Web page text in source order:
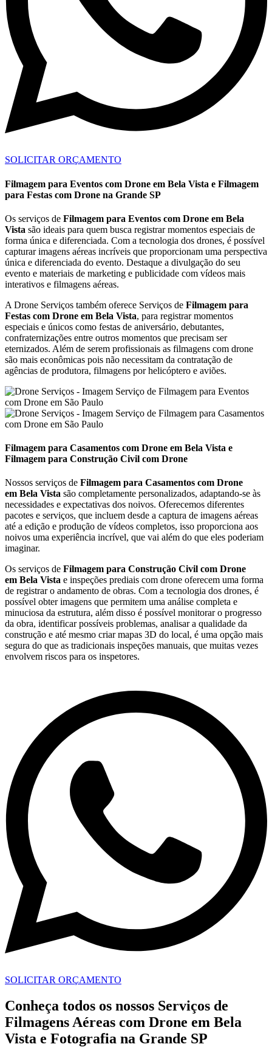
SOLICITAR ORÇAMENTO
Filmagem para Eventos com Drone em Bela Vista e Filmagem
para Festas com Drone na Grande SP
Os serviços de Filmagem para Eventos com Drone em Bela
Vista são ideais para quem busca registrar momentos especiais de
forma única e diferenciada. Com a tecnologia dos drones, é possível
capturar imagens aéreas incríveis que proporcionam uma perspectiva
única e diferenciada do evento. Destaque a divulgação do seu
evento e materiais de marketing e publicidade com vídeos mais
interativos e filmagens aéreas.
A Drone Serviços também oferece Serviços de Filmagem para
Festas com Drone em Bela Vista, para registrar momentos
especiais e únicos como festas de aniversário, debutantes,
confraternizações entre outros momentos que precisam ser
eternizados. Além de serem profissionais as filmagens com drone
são mais econômicas pois não necessitam da contratação de
agências de produtora, filmagens por helicóptero e aviões.
Filmagem para Casamentos com Drone em Bela Vista e
Filmagem para Construção Civil com Drone
Nossos serviços de Filmagem para Casamentos com Drone
em Bela Vista são completamente personalizados, adaptando-se às
necessidades e expectativas dos noivos. Oferecemos diferentes
pacotes e serviços, que incluem desde a captura de imagens aéreas
até a edição e produção de vídeos completos, isso proporciona aos
noivos uma experiência incrível, que vai além do que eles poderiam
imaginar.
Os serviços de Filmagem para Construção Civil com Drone
em Bela Vista e inspeções prediais com drone oferecem uma forma
de registrar o andamento de obras. Com a tecnologia dos drones, é
possível obter imagens que permitem uma análise completa e
minuciosa da estrutura, além disso é possível monitorar o progresso
da obra, identificar possíveis problemas, analisar a qualidade da
construção e até mesmo criar mapas 3D do local, é uma opção mais
segura do que as tradicionais inspeções manuais, que muitas vezes
envolvem riscos para os inspetores.
SOLICITAR ORÇAMENTO
Conheça todos os nossos Serviços de
Filmagens Aéreas com Drone em Bela
Vista e Fotografia na Grande SP